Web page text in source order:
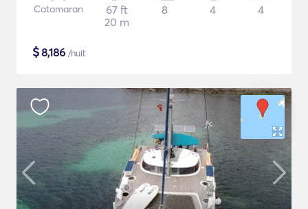
Catamaran
67 ft
20 m
8 4 4
$8,186 /nuit